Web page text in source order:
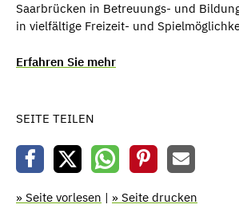
Saarbrücken in Betreuungs- und
in vielfältige Freizeit- und
Erfahren Sie mehr
SEITE TEILEN
» Seite vorlesen | » Seite drucken